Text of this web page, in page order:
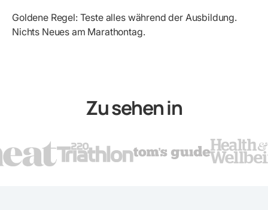
Goldene Regel: Teste alles während der Ausbildung.
Nichts Neues am Marathontag.
Zu sehen in